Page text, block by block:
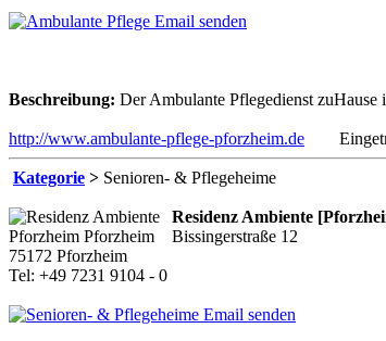
Email senden
Beschreibung: Der Ambulante Pflegedienst
http://www.ambulante-pflege-pforzheim.de
Kategorie > Senioren- & Pflegeheime
Residenz Ambiente
Bissingerstraße 12
75172 Pforzheim
Tel: +49 7231 9104 - 0
Email senden